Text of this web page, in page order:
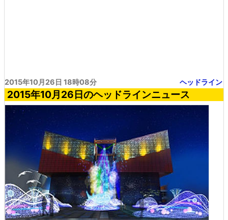
2015年10月26日 18時08分 ヘッドライン
2015年10月26日のヘッドラインニュース